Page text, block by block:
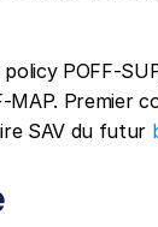
POFF-
MAP. Premier
SAV du futur